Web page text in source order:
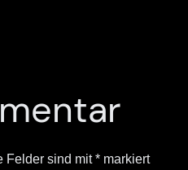
Felder sind mit* markiert